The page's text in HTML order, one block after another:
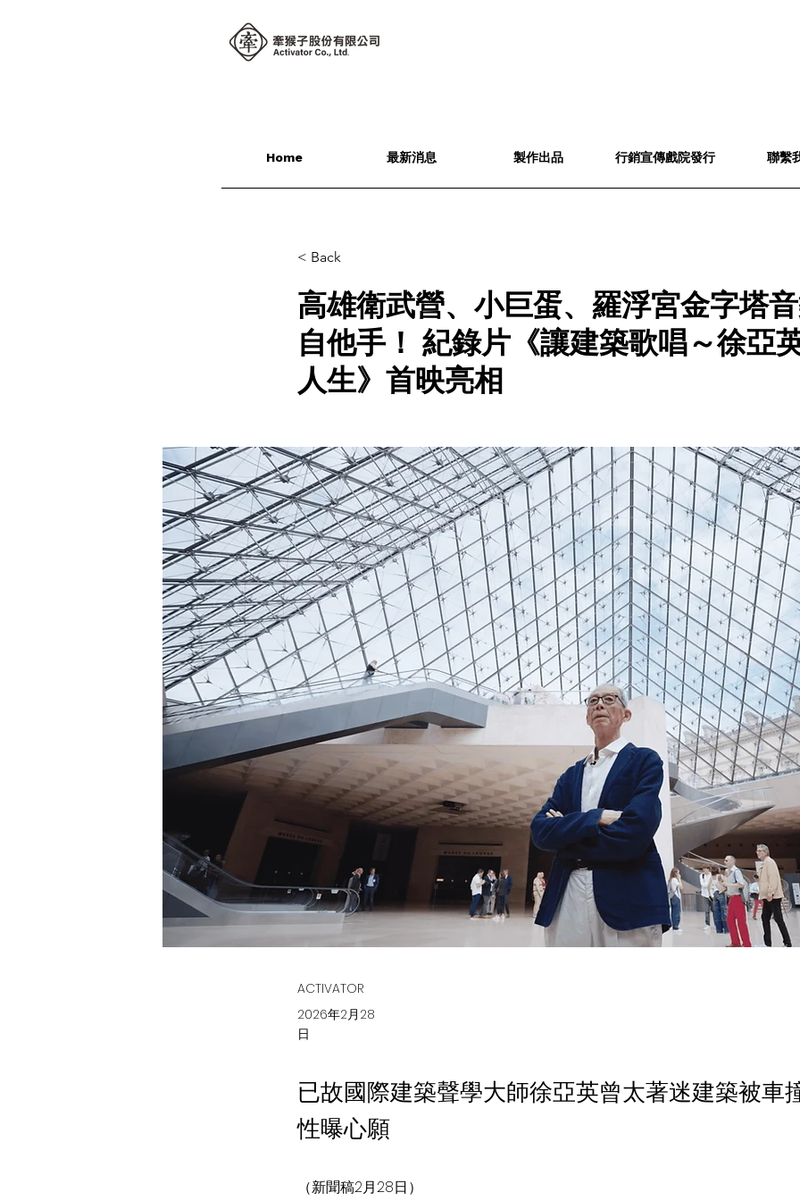
Home 最新消息 製作出品 行銷宣傳戲院發行 聯繫
< Back
高雄衛武營、小巨蛋、羅浮宮金字塔
自他手！ 紀錄片《讓建築歌唱～徐亞
人生》首映亮相
ACTIVATOR
2026年2月28
日
已故國際建築聲學大師徐亞英曾太著迷建築被車
性曝心願
（新聞稿2月28日）